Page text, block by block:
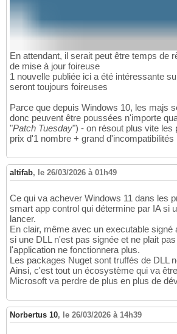
En attendant, il serait peut être temps de
de mise à jour foireuse
1 nouvelle publiée ici a été intéressante
seront toujours foireuses
Parce que depuis Windows 10, les majs
donc peuvent être poussées n'importe
"Patch Tuesday") - on résout plus vite les
prix d'1 nombre + grand d'incompatibilités
altifab, le 26/03/2026 à 01h49
Ce qui va achever Windows 11 dans les
smart app control qui détermine par IA si
lancer.
En clair, même avec un executable signé
si une DLL n'est pas signée et ne plait
l'application ne fonctionnera plus.
Les packages Nuget sont truffés de DLL
Ainsi, c'est tout un écosystème qui va
Microsoft va perdre de plus en plus de
Norbertus 10, le 26/03/2026 à 14h39